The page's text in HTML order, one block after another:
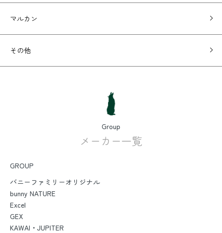
マルカン
その他
Group
メーカー一覧
GROUP
バニーファミリーオリジナル
bunny NATURE
Excel
GEX
KAWAI・JUPITER